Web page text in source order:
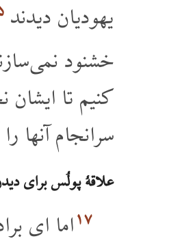
یهودیان دیدند
خشنود نمی
کنیم تا ایشان
سرانجام آنها
علاقۀ پولُس برای
۱۷اما ای